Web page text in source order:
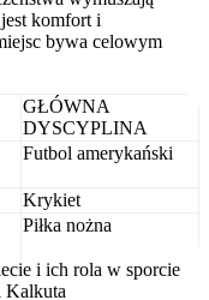
komfort i
bywa celowym
GŁÓWNA
DYSCYPLINA
Futbol amerykański
Krykiet
Piłka nożna
i ich rola w sporcie
Kalkuta